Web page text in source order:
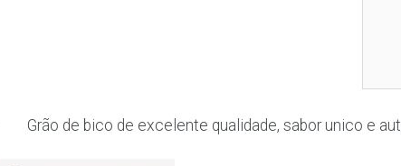
Grão de bico de excelente qualidade, sabor unico e